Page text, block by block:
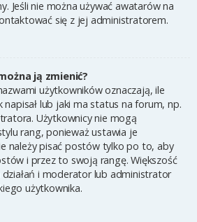
Jeśli nie można używać awatarów na
się z jej administratorem.
ją zmienić?
użytkowników oznaczają, ile
lub jaki ma status na forum, np.
Użytkownicy nie mogą
rang, ponieważ ustawia je
należy pisać postów tylko po to, aby
i przez to swoją rangę. Większość
i moderator lub administrator
użytkownika.